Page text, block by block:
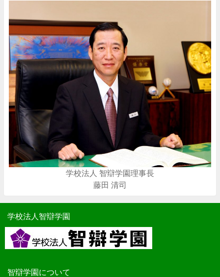
学校法人 智辯学園理事長
藤田 清司
学校法人智辯学園
智辯学園について